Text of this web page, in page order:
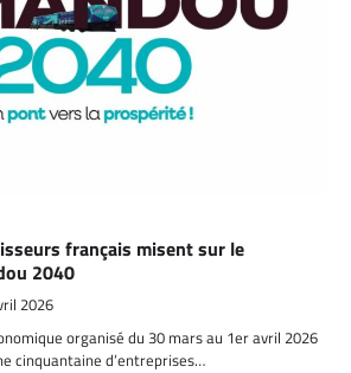
français misent sur le
2040
2026
organisé du 30 mars au 1er avril 2026
cinquantaine d’entreprises…